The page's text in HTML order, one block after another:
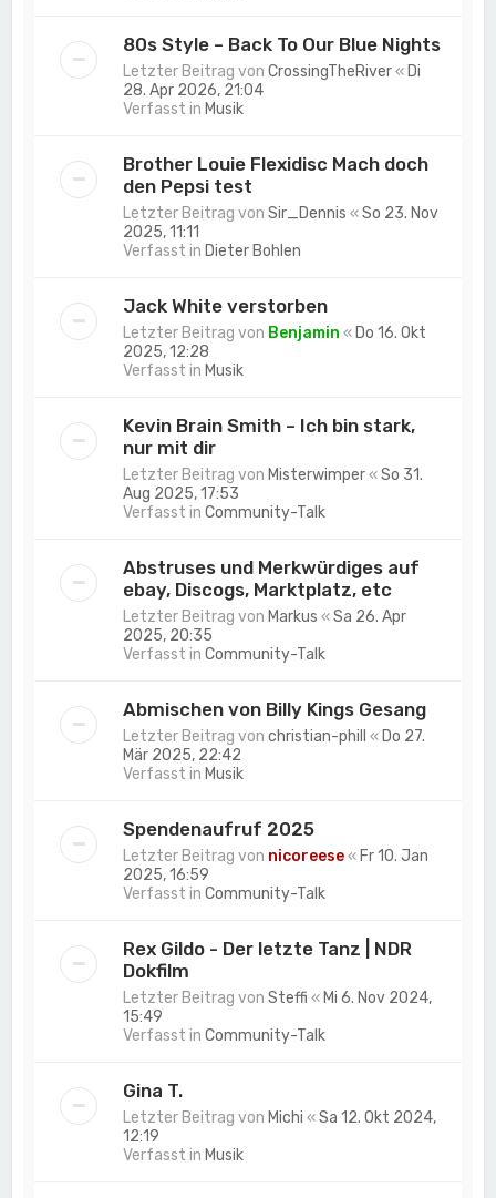
80s Style – Back To Our Blue Nights
Letzter Beitrag vonCrossingTheRiver« Di
28. Apr 2026, 21:04
Verfasst in Musik
Brother Louie Flexidisc Mach doch
den Pepsi test
Letzter Beitrag vonSir_Dennis «So 23. Nov
2025, 11:11
Verfasst in Dieter Bohlen
Jack White verstorben
Letzter Beitrag von Benjamin « Do 16. Okt
2025, 12:28
Verfasst in Musik
Kevin Brain Smith – Ich bin stark,
nur mit dir
Letzter Beitrag von Misterwimper«So 31.
Aug 2025, 17:53
Verfasst inCommunity-Talk
Abstruses und Merkwürdiges auf
ebay, Discogs, Marktplatz, etc
Letzter Beitrag von Markus «Sa 26. Apr
2025, 20:35
Verfasst inCommunity-Talk
Abmischen von Billy Kings Gesang
Letzter Beitrag vonchristian-phill « Do 27.
Mär 2025, 22:42
Verfasst in Musik
Spendenaufruf 2025
Letzter Beitrag von nicoreese« Fr 10. Jan
2025, 16:59
Verfasst inCommunity-Talk
Rex Gildo - Der letzte Tanz | NDR
Dokfilm
Letzter Beitrag vonSteffi « Mi 6. Nov 2024,
15:49
Verfasst inCommunity-Talk
Gina T.
Letzter Beitrag von Michi «Sa 12. Okt 2024,
12:19
Verfasst in Musik